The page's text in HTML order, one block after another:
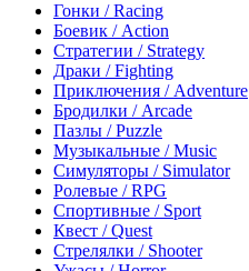
Гонки / Racing
Боевик / Action
Стратегии / Strategy
Драки / Fighting
Приключения / Adventure
Бродилки / Arcade
Пазлы / Puzzle
Музыкальные / Music
Симуляторы / Simulator
Ролевые / RPG
Спортивные / Sport
Квест / Quest
Стрелялки / Shooter